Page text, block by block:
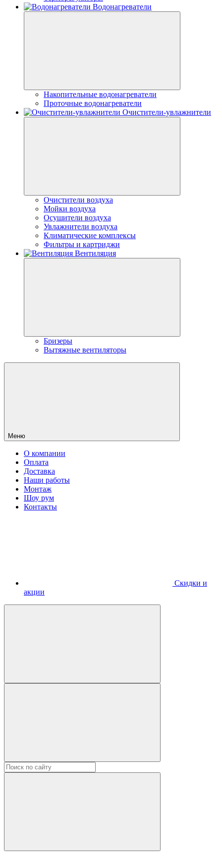
Водонагреватели
Накопительные водонагреватели
Проточные водонагреватели
Очистители-увлажнители
Очистители воздуха
Мойки воздуха
Осушители воздуха
Увлажнители воздуха
Климатические комплексы
Фильтры и картриджи
Вентиляция
Бризеры
Вытяжные вентиляторы
Меню
О компании
Оплата
Доставка
Наши работы
Монтаж
Шоу рум
Контакты
Скидки и
акции